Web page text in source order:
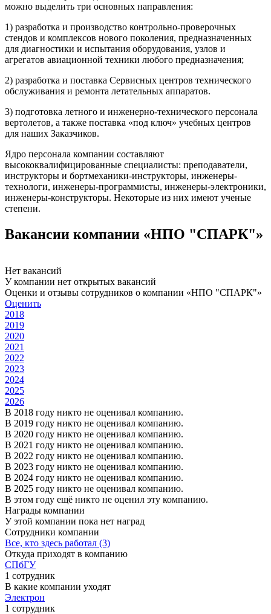
можно выделить три основных направления:
1) разработка и производство контрольно-проверочных
стендов и комплексов нового поколения, предназначенных
для диагностики и испытания оборудования, узлов и
агрегатов авиационной техники любого предназначения;
2) разработка и поставка Сервисных центров технического
обслуживания и ремонта летательных аппаратов.
3) подготовка летного и инженерно-технического персонала
вертолетов, а также поставка «под ключ» учебных центров
для наших Заказчиков.
Ядро персонала компании составляют
высококвалифицированные специалисты: преподаватели,
инструкторы и бортмеханики-инструкторы, инженеры-
технологи, инженеры-программисты, инженеры-электроники,
инженеры-конструкторы. Некоторые из них имеют ученые
степени.
Вакансии компании «НПО "СПАРК"»
Нет вакансий
У компании нет открытых вакансий
Оценки и отзывы сотрудников о компании «НПО "СПАРК"»
Оценить
2018
2019
2020
2021
2022
2023
2024
2025
2026
В 2018 году никто не оценивал компанию.
В 2019 году никто не оценивал компанию.
В 2020 году никто не оценивал компанию.
В 2021 году никто не оценивал компанию.
В 2022 году никто не оценивал компанию.
В 2023 году никто не оценивал компанию.
В 2024 году никто не оценивал компанию.
В 2025 году никто не оценивал компанию.
В этом году ещё никто не оценил эту компанию.
Награды компании
У этой компании пока нет наград
Сотрудники компании
Все, кто здесь работал (3)
Откуда приходят в компанию
СПбГУ
1 сотрудник
В какие компании уходят
Электрон
1 сотрудник